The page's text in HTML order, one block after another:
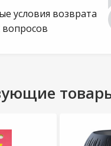
условия возврата